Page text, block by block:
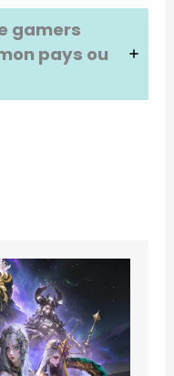
gamers
pays ou